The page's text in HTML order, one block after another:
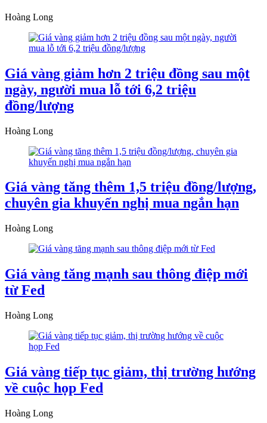
Hoàng Long
Giá vàng giảm hơn 2 triệu đồng sau một
ngày, người mua lỗ tới 6,2 triệu
đồng/lượng
Hoàng Long
Giá vàng tăng thêm 1,5 triệu đồng/lượng,
chuyên gia khuyến nghị mua ngắn hạn
Hoàng Long
Giá vàng tăng mạnh sau thông điệp mới
từ Fed
Hoàng Long
Giá vàng tiếp tục giảm, thị trường hướng
về cuộc họp Fed
Hoàng Long